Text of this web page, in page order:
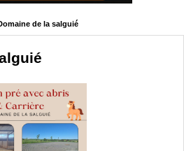
de la salguié